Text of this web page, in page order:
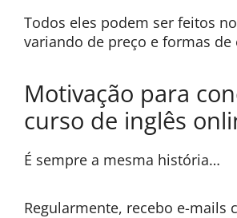
Todos eles podem ser feitos
variando de preço e formas de
Motivação para
curso de inglês
É sempre a mesma história…
Regularmente, recebo e-mails